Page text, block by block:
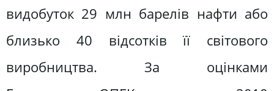
видобуток 29 млн барелів нафти або
близько 40 відсотків її світового
виробництва. За оцінками